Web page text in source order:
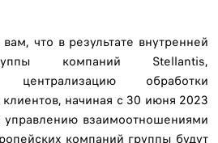
что в результате внутренней
компаний Stellantis,
обработки
начиная с 30 июня 2023
управлению взаимоотношениями
компаний группы будут